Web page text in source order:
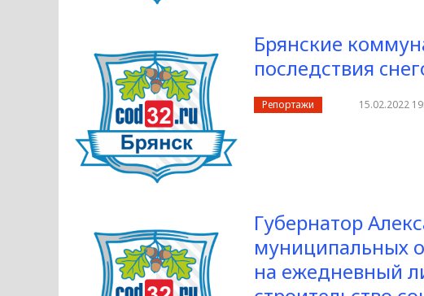
Брянские
последствия
Репортажи 15.02.2022
Губернатор
муниципальных
на ежедневный